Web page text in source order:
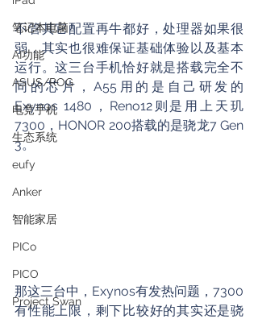
笔记本电脑
AI功能
ASUS/ROG
电竞手机
生态系统
eufy
Anker
智能家居
PICo
PICO
Project Swan
不管其它配置再牛都好，处理器如果很
弱，其实也很难保证基础体验以及基本
运行。这三台手机恰好就是搭载完全不
同的芯片，A55用的是自己研发的
Exynos 1480，Reno12则是用上天玑
7300，HONOR 200搭载的是骁龙7 Gen
3。
那这三台中，Exynos有发热问题，7300
有性能上限，剩下比较好的其实还是骁